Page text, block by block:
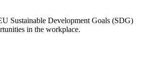
Sustainable Development Goals (SDG)
in the workplace.